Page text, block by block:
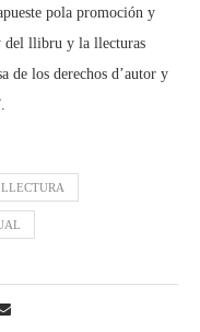
pola promoción y
del llibru y la llecturas
de los derechos d’autor y
LLECTURA